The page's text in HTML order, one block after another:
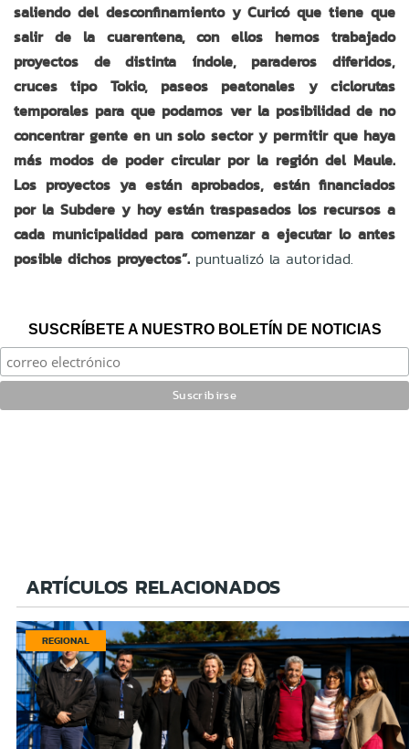
saliendo del desconfinamiento y Curicó que tiene que
salir de la cuarentena, con ellos hemos trabajado
proyectos de distinta índole, paraderos diferidos,
cruces tipo Tokio, paseos peatonales y ciclorutas
temporales para que podamos ver la posibilidad de no
concentrar gente en un solo sector y permitir que haya
más modos de poder circular por la región del Maule.
Los proyectos ya están aprobados, están financiados
por la Subdere y hoy están traspasados los recursos a
cada municipalidad para comenzar a ejecutar lo antes
posible dichos proyectos”. puntualizó la autoridad.
SUSCRÍBETE A NUESTRO BOLETÍN DE NOTICIAS
ARTÍCULOS RELACIONADOS
REGIONAL